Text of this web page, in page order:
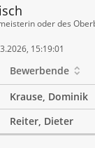
oder des
15:19:01
Bewerbende
Krause, Dominik
Reiter, Dieter